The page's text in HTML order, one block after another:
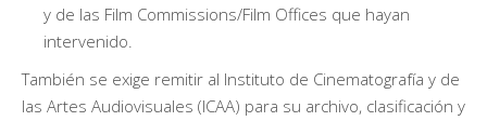
y de las Film Commissions/Film Offices que hayan
intervenido.
También se exige remitir al Instituto de Cinematografía y de
las Artes Audiovisuales (ICAA) para su archivo, clasificación y